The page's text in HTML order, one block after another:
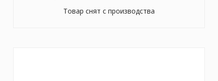
Товар снят с производства